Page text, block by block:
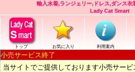
輸入水着,ランジェリー,ドレス,ダンス衣
Lady Cat Smart
トップ お気に入り 利用案内
小売サービス終了
当サイトでご提供しております小売サー